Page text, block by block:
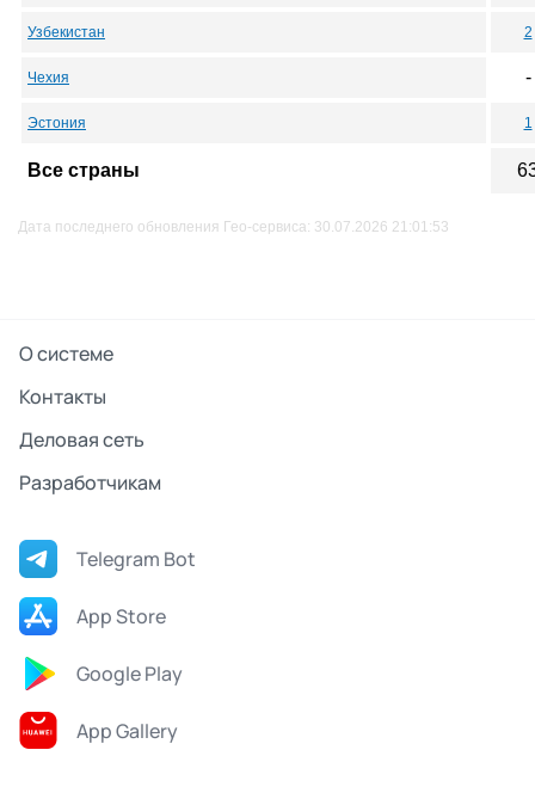
Узбекистан 2
Чехия -
Эстония 1
Все страны
Дата последнего обновления Гео-сервиса: 30.07.2026 21:01:53
О системе
Контакты
Деловая сеть
Разработчикам
Telegram Bot
App Store
Google Play
App Gallery